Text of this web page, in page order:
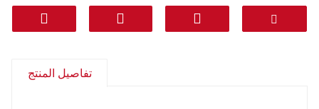
مرتجعات، أخرى
مواصلات: دي إتش إل فيديكس تي ان تي يو بي إس
من الباب إلى الباب (الخط المهني بما في ذلكتفاصيل المنتج